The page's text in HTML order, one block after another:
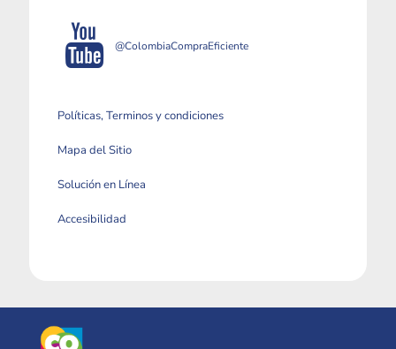
@ColombiaCompraEficiente
Políticas, Terminos y condiciones
Mapa del Sitio
Solución en Línea
Accesibilidad